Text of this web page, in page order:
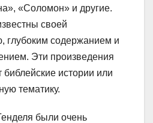
«Соломон» и другие.
своей
глубоким содержанием и
Эти произведения
библейские истории или
тематику.
были очень